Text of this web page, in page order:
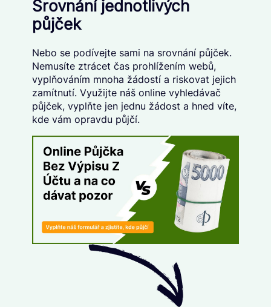
Srovnání jednotlivých
půjček
Nebo se podívejte sami na srovnání půjček.
Nemusíte ztrácet čas prohlížením webů,
vyplňováním mnoha žádostí a riskovat jejich
zamítnutí. Využijte náš online vyhledávač
půjček, vyplňte jen jednu žádost a hned víte,
kde vám opravdu půjčí.